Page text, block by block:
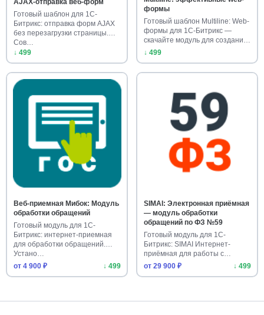
AJAX-отправка веб-форм
Готовый шаблон для 1С-
Битрикс: отправка форм AJAX
без перезагрузки страницы.
Сов…
↓ 499
формы
Готовый шаблон Multiline: Web-
формы для 1С-Битрикс —
скачайте модуль для создани…
↓ 499
Веб-приемная Мибок: Модуль
обработки обращений
Готовый модуль для 1С-
Битрикс: интернет-приемная
для обработки обращений.
Устано…
от 4 900 ₽
↓ 499
SIMAI: Электронная приёмная
— модуль обработки
обращений по ФЗ №59
Готовый модуль для 1С-
Битрикс: SIMAI Интернет-
приёмная для работы с
обращениями …
от 29 900 ₽ ↓ 499